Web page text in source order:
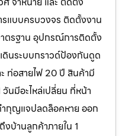
รแบบครบวงจร ติดตั้งงาน
ตรฐาน อุปกรณ์การติดตั้ง
ดินระบบกราวด์ป้องกันดูด
ท่อสายไฟ 20 ปี สินค้ามี
นมีอะไหล่เปลี่ยน ที่หน้า
กุญแจปลดล็อคหาย ออก
งบ้านลูกค้าภายใน 1